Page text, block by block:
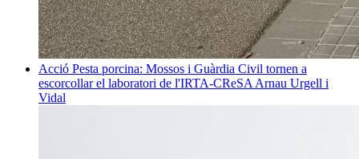
Acció Pesta porcina: Mossos i Guàrdia Civil tornen a
escorcollar el laboratori de l'IRTA-CReSA Arnau Urgell i
Vidal